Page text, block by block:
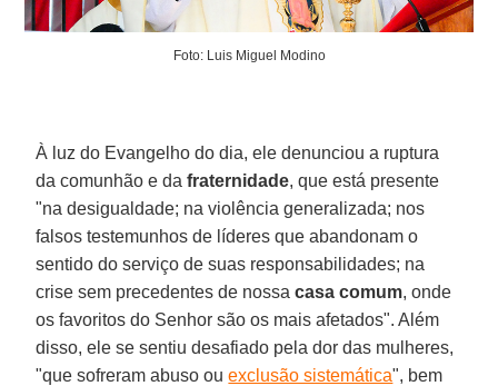
Foto: Luis Miguel Modino
À luz do Evangelho do dia, ele denunciou a ruptura
da comunhão e dafraternidade, que está presente
"na desigualdade; na violência generalizada; nos
falsos testemunhos de líderes que abandonam o
sentido do serviço de suas responsabilidades; na
crise sem precedentes de nossacasa comum, onde
os favoritos do Senhor são os mais afetados". Além
disso, ele se sentiu desafiado pela dor das mulheres,
"que sofreram abuso ouexclusão sistemática", bem